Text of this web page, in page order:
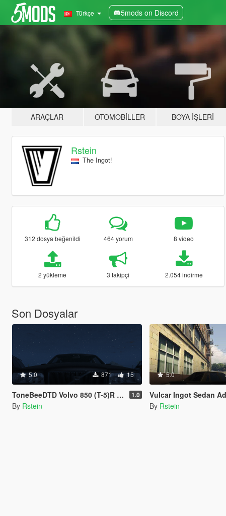
Türkçe 5mods on Discord
ARAÇLAR OTOMOBILLER BOYA İŞLERI
Rstein
The Ingot!
312 dosya beğenildi 464 yorum 8 video
2 yükleme 3 takipçi 2.054 indirme
Son Dosyalar
5.0 871 15
ToneBeeDTD Volvo 850 (T-5)R mod tweaks 1.0
By Rstein
5.0
Vulcar Ingot Sedan
By Rstein